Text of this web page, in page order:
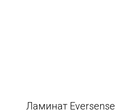
Ламинат Eversense